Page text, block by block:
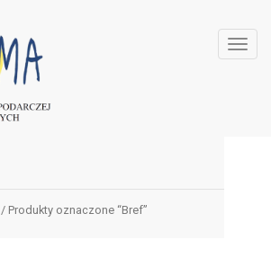
/ Produkty oznaczone “Bref”